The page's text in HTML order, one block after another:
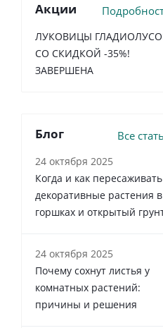
Акции
ЛУКОВИЦЫ
СО СКИДКОЙ -35%!
ЗАВЕРШЕНА
Блог Все
24 октября 2025
Когда и как пересаживать
декоративные растения в
горшках и открытый
24 октября 2025
Почему сохнут листья у
комнатных растений:
причины и решения